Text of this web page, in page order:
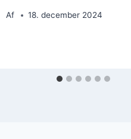
Af 18. december 2024